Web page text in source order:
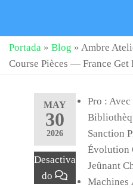
Portada » Blog » Ambre
Course Pièces — France Get
MAY
30
2026
Desactiva
do
Pro : Avec
Sanction
Évolution
Jeûnant
Machines